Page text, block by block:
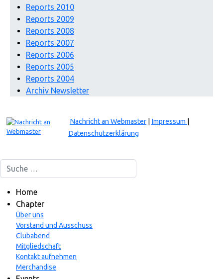
Reports 2010
Reports 2009
Reports 2008
Reports 2007
Reports 2006
Reports 2005
Reports 2004
Archiv Newsletter
Nachricht an Webmaster Impressum
Datenschutzerklärung
Suchen
Home
Chapter
Über uns
Vorstand und Ausschuss
Clubabend
Mitgliedschaft
Kontakt aufnehmen
Merchandise